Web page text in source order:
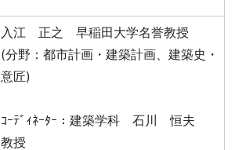
入江 正之 早稲田大学名誉教授
(分野：都市計画・建築計画、建築史・
意匠)
ｺｰﾃﾞｨﾈｰﾀｰ：建築学科 石川 恒夫
教授